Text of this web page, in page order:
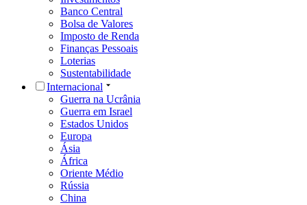
Banco Central
Bolsa de Valores
Imposto de Renda
Finanças Pessoais
Loterias
Sustentabilidade
Internacional
Guerra na Ucrânia
Guerra em Israel
Estados Unidos
Europa
Ásia
África
Oriente Médio
Rússia
China